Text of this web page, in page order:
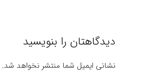
دیدگاهتان را بنویسید
نشانی ایمیل شما منتشر نخواهد شد.